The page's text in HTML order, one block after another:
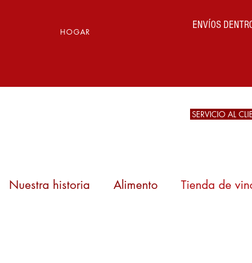
HOGAR
ENVÍOS
SERVICIO AL
Nuestra historia Alimento Tienda de